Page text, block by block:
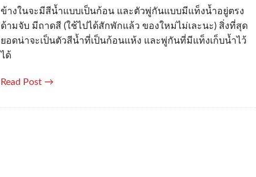
ข้างในจะมีสีน้ำแบบเป็นก้อน และตัวพู่กันแบบมีแท็งน้ำอยู่ตรง
ด้ามจับ มีถาดสี (ใช้ไปได้สักพักแล้ว ของใหม่ไม่เละนะ) สิ่งที่สุด
ยอดน่าจะเป็นตัวสีน้ำที่เป็นก้อนแห้ง และพู่กันที่มีแท็งเก็บน้ำไว้
ได้
Read Post →